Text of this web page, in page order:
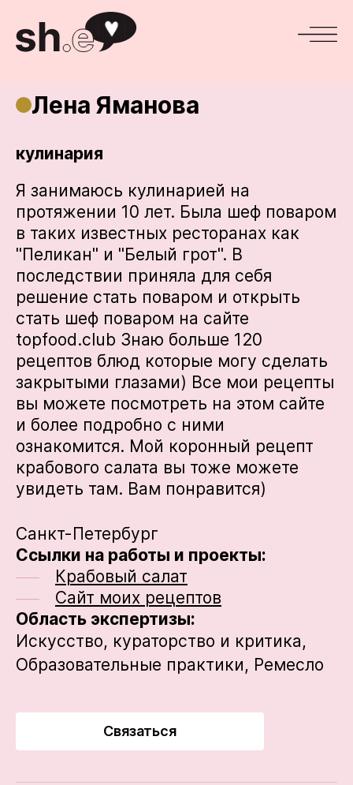
Лена Яманова
кулинария
Я занимаюсь кулинарией на
протяжении 10 лет. Была шеф поваром
в таких известных ресторанах как
"Пеликан" и "Белый грот". В
последствии приняла для себя
решение стать поваром и открыть
стать шеф поваром на сайте
topfood.club Знаю больше 120
рецептов блюд которые могу сделать
закрытыми глазами) Все мои рецепты
вы можете посмотреть на этом сайте
и более подробно с ними
ознакомится. Мой коронный рецепт
крабового салата вы тоже можете
увидеть там. Вам понравится)
Санкт-Петербург
Ссылки на работы и проекты:
Крабовый салат
Сайт моих рецептов
Область экспертизы:
Искусство, кураторство и критика,
Образовательные практики, Ремесло
Связаться